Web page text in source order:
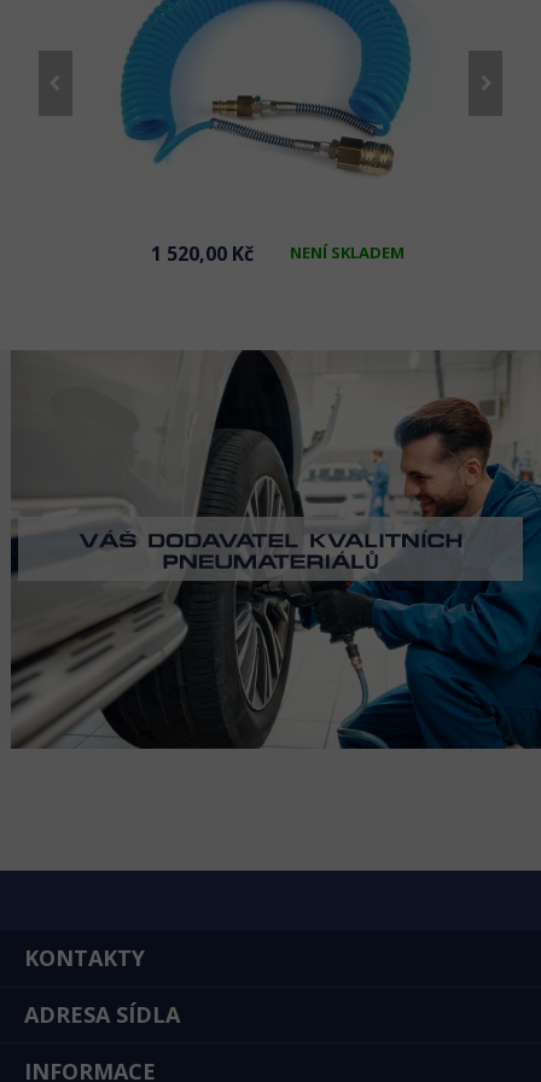
1 520,00 Kč NENÍ SKLADEM
KONTAKTY
ADRESA SÍDLA
INFORMACE